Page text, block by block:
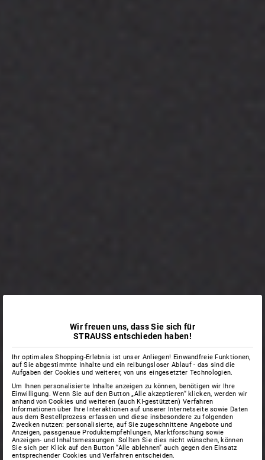
Wir freuen uns, dass Sie sich für
STRAUSS entschieden haben!
Ihr optimales Shopping-Erlebnis ist unser Anliegen! Einwandfreie Funktionen,
auf Sie abgestimmte Inhalte und ein reibungsloser Ablauf - das sind die
Aufgaben der Cookies und weiterer, von uns eingesetzter Technologien.
Um Ihnen personalisierte Inhalte anzeigen zu können, benötigen wir Ihre
Einwilligung. Wenn Sie auf den Button „Alle akzeptieren“ klicken, werden wir
anhand von Cookies und weiteren (auch KI-gestützten) Verfahren
Informationen über Ihre Interaktionen auf unserer Internetseite sowie Daten
aus dem Bestellprozess erfassen und diese insbesondere zu folgenden
Zwecken nutzen: personalisierte, auf Sie zugeschnittene Angebote und
Anzeigen, passgenaue Produktempfehlungen, Marktforschung sowie
Anzeigen- und Inhaltsmessungen. Sollten Sie dies nicht wünschen, können
Sie sich per Klick auf den Button “Alle ablehnen” auch gegen den Einsatz
entsprechender Cookies und Verfahren entscheiden.